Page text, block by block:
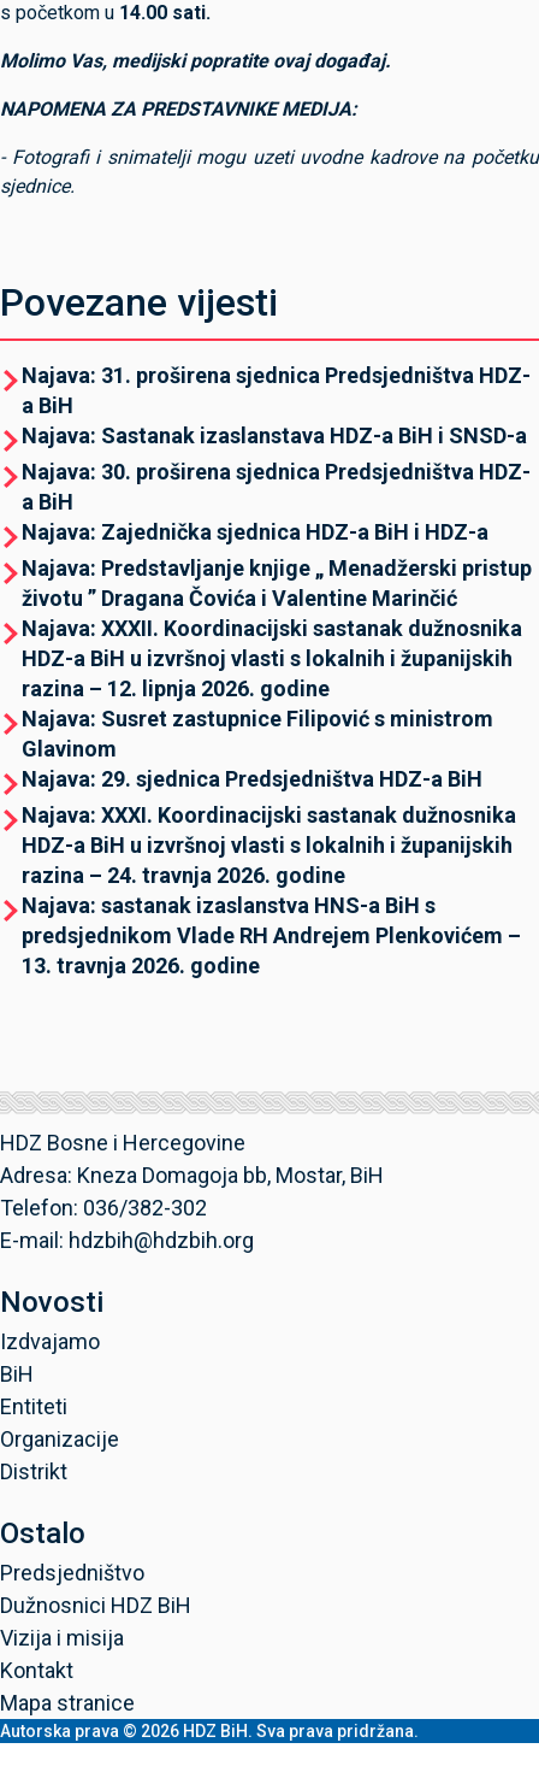
s početkom u 14.00 sati.
Molimo Vas, medijski popratite ovaj događaj.
NAPOMENA ZA PREDSTAVNIKE MEDIJA:
- Fotografi i snimatelji mogu uzeti uvodne kadrove na početku
sjednice.
Povezane vijesti
Najava: 31. proširena sjednica Predsjedništva HDZ-
a BiH
Najava: Sastanak izaslanstava HDZ-a BiH i SNSD-a
Najava: 30. proširena sjednica Predsjedništva HDZ-
a BiH
Najava: Zajednička sjednica HDZ-a BiH i HDZ-a
Najava: Predstavljanje knjige „ Menadžerski pristup
životu ” Dragana Čovića i Valentine Marinčić
Najava: XXXII. Koordinacijski sastanak dužnosnika
HDZ-a BiH u izvršnoj vlasti s lokalnih i županijskih
razina – 12. lipnja 2026. godine
Najava: Susret zastupnice Filipović s ministrom
Glavinom
Najava: 29. sjednica Predsjedništva HDZ-a BiH
Najava: XXXI. Koordinacijski sastanak dužnosnika
HDZ-a BiH u izvršnoj vlasti s lokalnih i županijskih
razina – 24. travnja 2026. godine
Najava: sastanak izaslanstva HNS-a BiH s
predsjednikom Vlade RH Andrejem Plenkovićem –
13. travnja 2026. godine
HDZ Bosne i Hercegovine
Adresa: Kneza Domagoja bb, Mostar, BiH
Telefon: 036/382-302
E-mail: hdzbih@hdzbih.org
Novosti
Izdvajamo
BiH
Entiteti
Organizacije
Distrikt
Ostalo
Predsjedništvo
Dužnosnici HDZ BiH
Vizija i misija
Kontakt
Mapa stranice
Autorska prava © 2026 HDZ BiH. Sva prava pridržana.